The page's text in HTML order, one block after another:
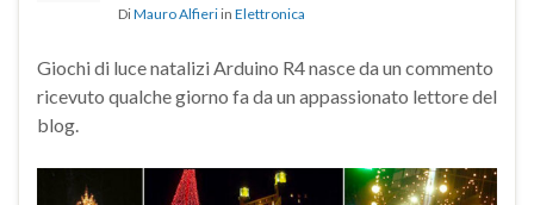
DiMauro Alfieri in Elettronica
Giochi di luce natalizi Arduino R4 nasce da un commento
ricevuto qualche giorno fa da un appassionato lettore del
blog.